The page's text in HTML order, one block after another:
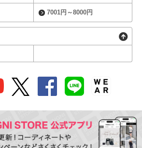
7001円～8000円